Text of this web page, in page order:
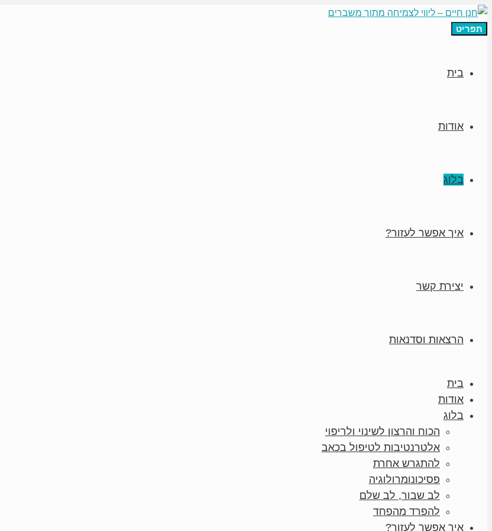
תפריט
בית
אודות
בלוג
איך אפשר לעזור?
יצירת קשר
הרצאות וסדנאות
בית
אודות
בלוג
הכוח והרצון לשינוי ולריפוי
אלטרנטיבות לטיפול בכאב
להתגרש אחרת
פסיכונומרולוגיה
לב שבור, לב שלם
להפרד מהפחד
איך אפשר לעזור?